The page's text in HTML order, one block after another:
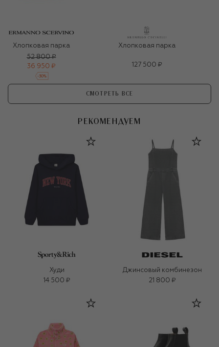
Хлопковая парка
52 800 ₽
36 950 ₽
-30%
Хлопковая парка
127 500 ₽
СМОТРЕТЬ ВСЕ
РЕКОМЕНДУЕМ
Худи
14 500 ₽
Джинсовый комбинезон
21 800 ₽